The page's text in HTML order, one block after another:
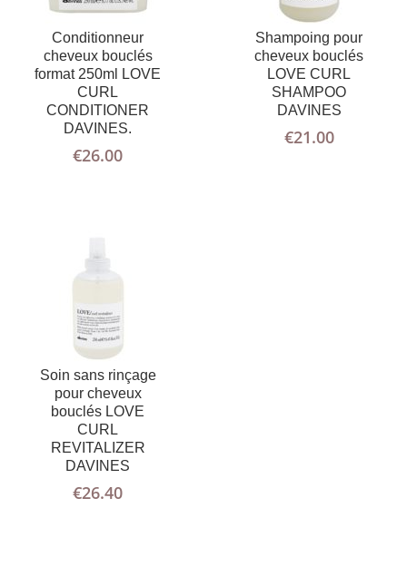
Conditionneur
cheveux bouclés
format 250ml LOVE
CURL
CONDITIONER
DAVINES.
€26.00
Shampoing pour
cheveux bouclés
LOVE CURL
SHAMPOO
DAVINES
€21.00
Soin sans rinçage
pour cheveux
bouclés LOVE
CURL
REVITALIZER
DAVINES
€26.40
AJOUTER
AU PANIER
PLUS
D'INFOS